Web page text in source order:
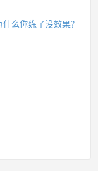
么你练了没效果？